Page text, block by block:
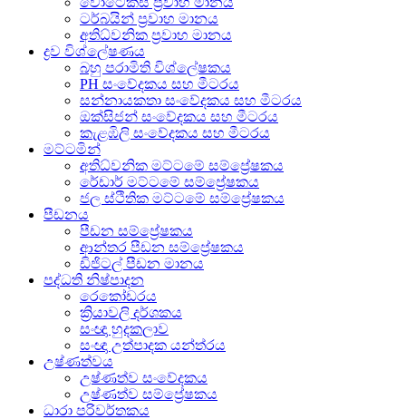
ටර්බයින් ප්‍රවාහ මානය
අතිධ්වනික ප්‍රවාහ මානය
ද්‍රව විශ්ලේෂණය
බහු පරාමිති විශ්ලේෂකය
PH සංවේදකය සහ මීටරය
සන්නායකතා සංවේදකය සහ මීටරය
ඔක්සිජන් සංවේදකය සහ මීටරය
කැළඹිලි සංවේදකය සහ මීටරය
මට්ටමින්
අතිධ්වනික මට්ටමේ සම්ප්‍රේෂකය
රේඩාර් මට්ටමේ සම්ප්‍රේෂකය
ජල ස්ථිතික මට්ටමේ සම්ප්‍රේෂකය
පීඩනය
පීඩන සම්ප්‍රේෂකය
ආන්තර පීඩන සම්ප්‍රේෂකය
ඩිජිටල් පීඩන මානය
පද්ධති නිෂ්පාදන
රෙකෝඩරය
ක්‍රියාවලි දර්ශකය
සංඥා හුදකලාව
සංඥා උත්පාදක යන්ත්රය
උෂ්ණත්වය
උෂ්ණත්ව සංවේදකය
උෂ්ණත්ව සම්ප්‍රේෂකය
ධාරා පරිවර්තකය